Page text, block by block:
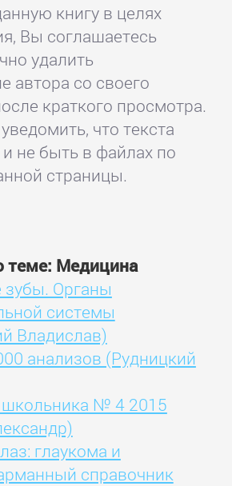
книгу в целях
Вы соглашаетесь
удалить
автора со своего
краткого просмотра.
что текста
не быть в файлах по
страницы.
теме: Медицина
Органы
системы
Владислав)
анализов (Рудницкий
школьника № 4 2015
глаукома и
справочник